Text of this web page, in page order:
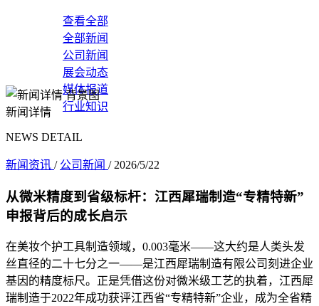
查看全部
全部新闻
公司新闻
展会动态
媒体报道
行业知识
新闻详情
NEWS DETAIL
新闻资讯 / 公司新闻 / 2026/5/22
从微米精度到省级标杆：江西犀瑞制造“专精特新”
申报背后的成长启示
在美妆个护工具制造领域，0.003毫米——这大约是人类头发
丝直径的二十七分之一——是江西犀瑞制造有限公司刻进企业
基因的精度标尺。正是凭借这份对微米级工艺的执着，江西犀
瑞制造于2022年成功获评江西省“专精特新”企业，成为全省精